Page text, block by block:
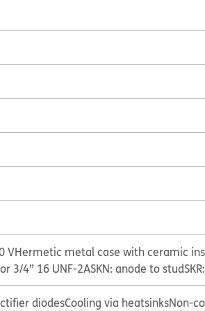
VHermetic metal case with ceramic
3/4” 16 UNF-2ASKN: anode to stud
diodesCooling via heatsinksNon-